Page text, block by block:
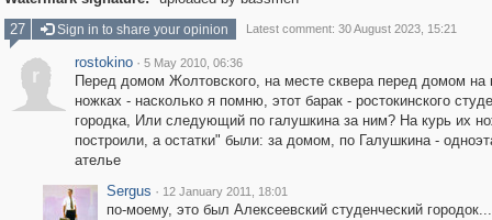
27
Sign in to share your opinion Latest comment: 30 August 2023, 15:21
r
rostokino · 5 May 2010, 06:36
Перед домом Жолтовского, на месте сквера перед домом на
ножках - насколько я помню, этот барак - ростокинского
городка, Или следующий по галушкина за ним? На курь их
построили, а остатки" были: за домом, по Галушкина -
ателье
Sergus · 12 January 2011, 18:01
по-моему, это был Алексеевский студенческий